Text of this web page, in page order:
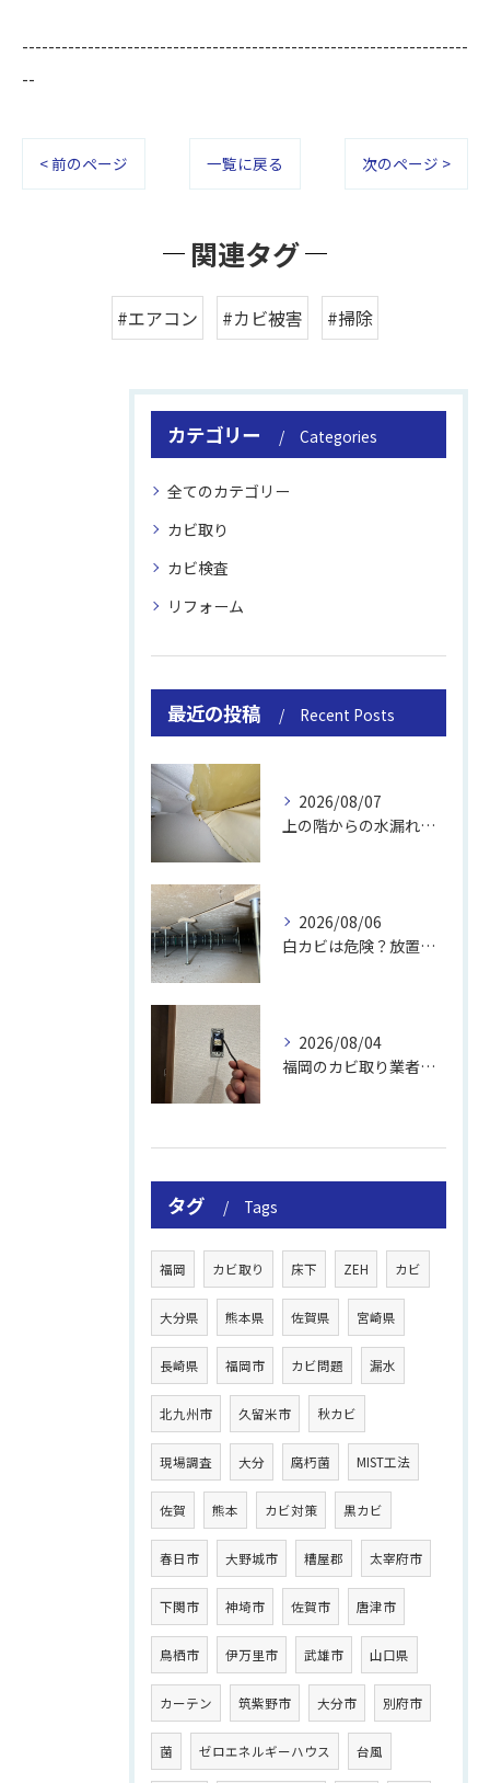
--------------------------------------------------------------------
--
< 前のページ 一覧に戻る 次のページ >
関連タグ
#エアコン #カビ被害 #掃除
カテゴリー Categories
全てのカテゴリー
カビ取り
カビ検査
リフォーム
最近の投稿 Recent Posts
2026/08/07
上の階からの水漏れでカビ｜対処法と業者
2026/08/06
白カビは危険？放置のリスクと取り方
2026/08/04
福岡のカビ取り業者おすすめの選び方と費用
タグ Tags
福岡 カビ取り 床下 ZEH カビ
大分県 熊本県 佐賀県 宮崎県
長崎県 福岡市 カビ問題 漏水
北九州市 久留米市 秋カビ
現場調査 大分 腐朽菌 MIST工法
佐賀 熊本 カビ対策 黒カビ
春日市 大野城市 糟屋郡 太宰府市
下関市 神埼市 佐賀市 唐津市
鳥栖市 伊万里市 武雄市 山口県
カーテン 筑紫野市 大分市 別府市
菌 ゼロエネルギーハウス 台風